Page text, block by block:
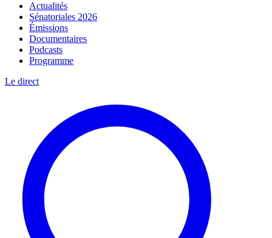
Actualités
Sénatoriales 2026
Émissions
Documentaires
Podcasts
Programme
Le direct